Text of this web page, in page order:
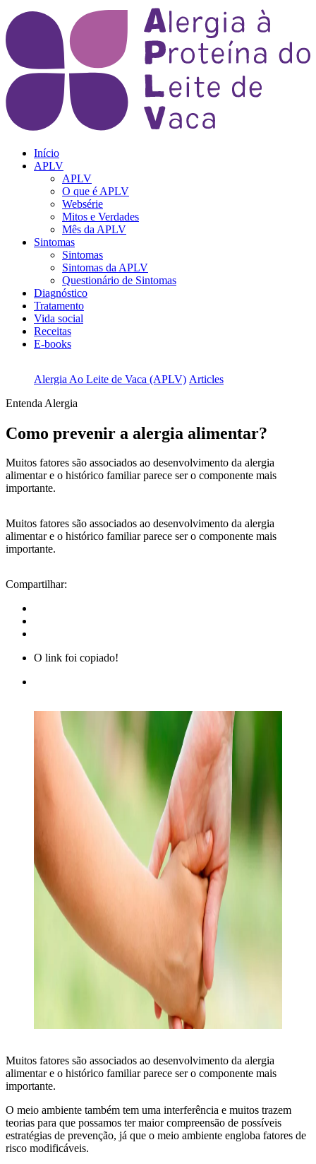
Início
APLV
APLV
O que é APLV
Websérie
Mitos e Verdades
Mês da APLV
Sintomas
Sintomas
Sintomas da APLV
Questionário de Sintomas
Diagnóstico
Tratamento
Vida social
Receitas
E-books
Alergia Ao Leite de Vaca (APLV) Articles
Entenda Alergia
Como prevenir a alergia alimentar?
Muitos fatores são associados ao desenvolvimento da alergia
alimentar e o histórico familiar parece ser o componente mais
importante.
Muitos fatores são associados ao desenvolvimento da alergia
alimentar e o histórico familiar parece ser o componente mais
importante.
Compartilhar:
O link foi copiado!
Muitos fatores são associados ao desenvolvimento da alergia
alimentar e o histórico familiar parece ser o componente mais
importante.
O meio ambiente também tem uma interferência e muitos trazem
teorias para que possamos ter maior compreensão de possíveis
estratégias de prevenção, já que o meio ambiente engloba fatores de
risco modificáveis.